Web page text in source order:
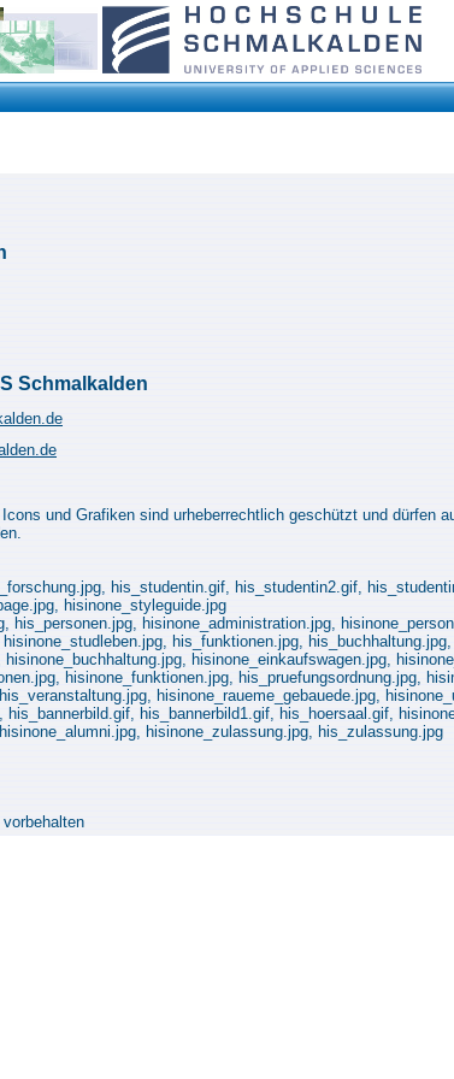
Schmalkalden
und Grafiken sind urheberrechtlich geschützt und dürfen
his_studentin.gif, his_studentin2.gif,
hisinone_styleguide.jpg
his_personen.jpg, hisinone_administration.jpg,
his_funktionen.jpg,
hisinone_einkaufswagen.jpg,
hisinone_funktionen.jpg, his_pruefungsordnung.jpg,
hisinone_raueme_gebauede.jpg,
his_bannerbild1.gif, his_hoersaal.gif,
hisinone_zulassung.jpg, his_zulassung.jpg